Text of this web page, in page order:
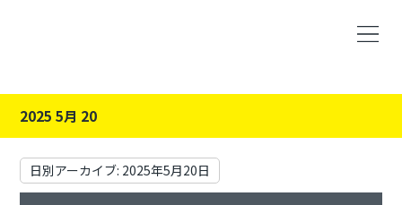
2025 5月 20
日別アーカイブ: 2025年5月20日